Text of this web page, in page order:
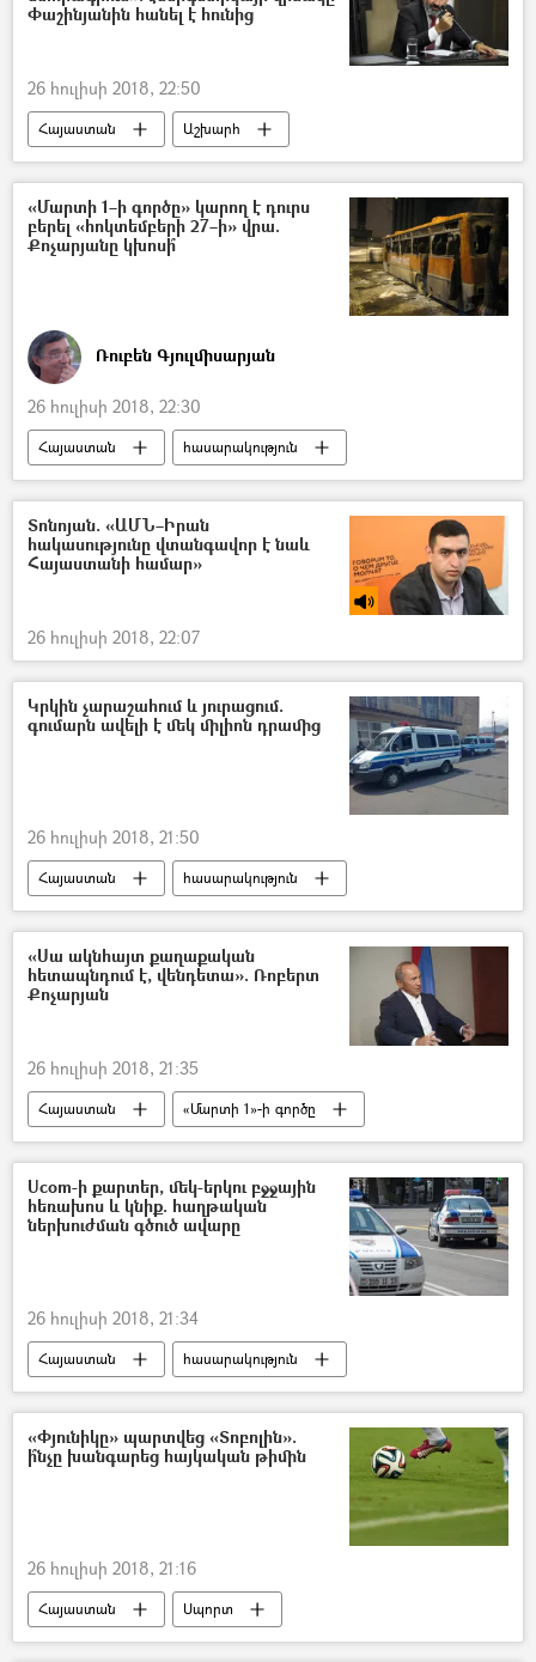
Փաշինյանին հանել է հունից
26 հուլիսի 2018, 22:50
Հայաստան
Աշխարհ
հասարակություն
Քաղաքականություն
Տնտեսություն
Ռուսաստան
Նիկոլ Փաշինյան
«Մարտի 1–ի գործը» կարող է դուրս
բերել «հոկտեմբերի 27–ի» վրա.
Քոչարյանը կխոսի՞
Ռուբեն Գյուլմիսարյան
26 հուլիսի 2018, 22:30
Հայաստան
հասարակություն
Քաղաքականություն
Հեղինակներ
«Մարտի 1»-ի գործը
Տոնոյան. «ԱՄՆ–Իրան
հակասությունը վտանգավոր է նաև
Հայաստանի համար»
26 հուլիսի 2018, 22:07
Կրկին չարաշահում և յուրացում.
գումարն ավելի է մեկ միլիոն դրամից
26 հուլիսի 2018, 21:50
Հայաստան
հասարակություն
ՀՀ Ոստիկանություն
«Սա ակնհայտ քաղաքական
հետապնդում է, վենդետա». Ռոբերտ
Քոչարյան
26 հուլիսի 2018, 21:35
Հայաստան «Մարտի 1»-ի գործը
Ucom-ի քարտեր, մեկ-երկու բջջային
հեռախոս և կնիք. հաղթական
ներխուժման գծուծ ավարը
26 հուլիսի 2018, 21:34
Հայաստան
հասարակություն
ՀՀ Ոստիկանություն
«Փյունիկը» պարտվեց «Տոբոլին».
ի՞նչը խանգարեց հայկական թիմին
26 հուլիսի 2018, 21:16
Հայաստան Սպորտ